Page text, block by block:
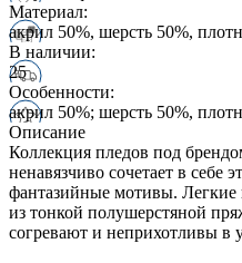
Материал:
акрил 50%, шерсть 50%,
В наличии:
25
Особенности:
акрил 50%; шерсть 50%,
Описание
Коллекция пледов под
ненавязчиво сочетает в себе
фантазийные мотивы.
из тонкой полушерстяной
согревают и неприхотливы в